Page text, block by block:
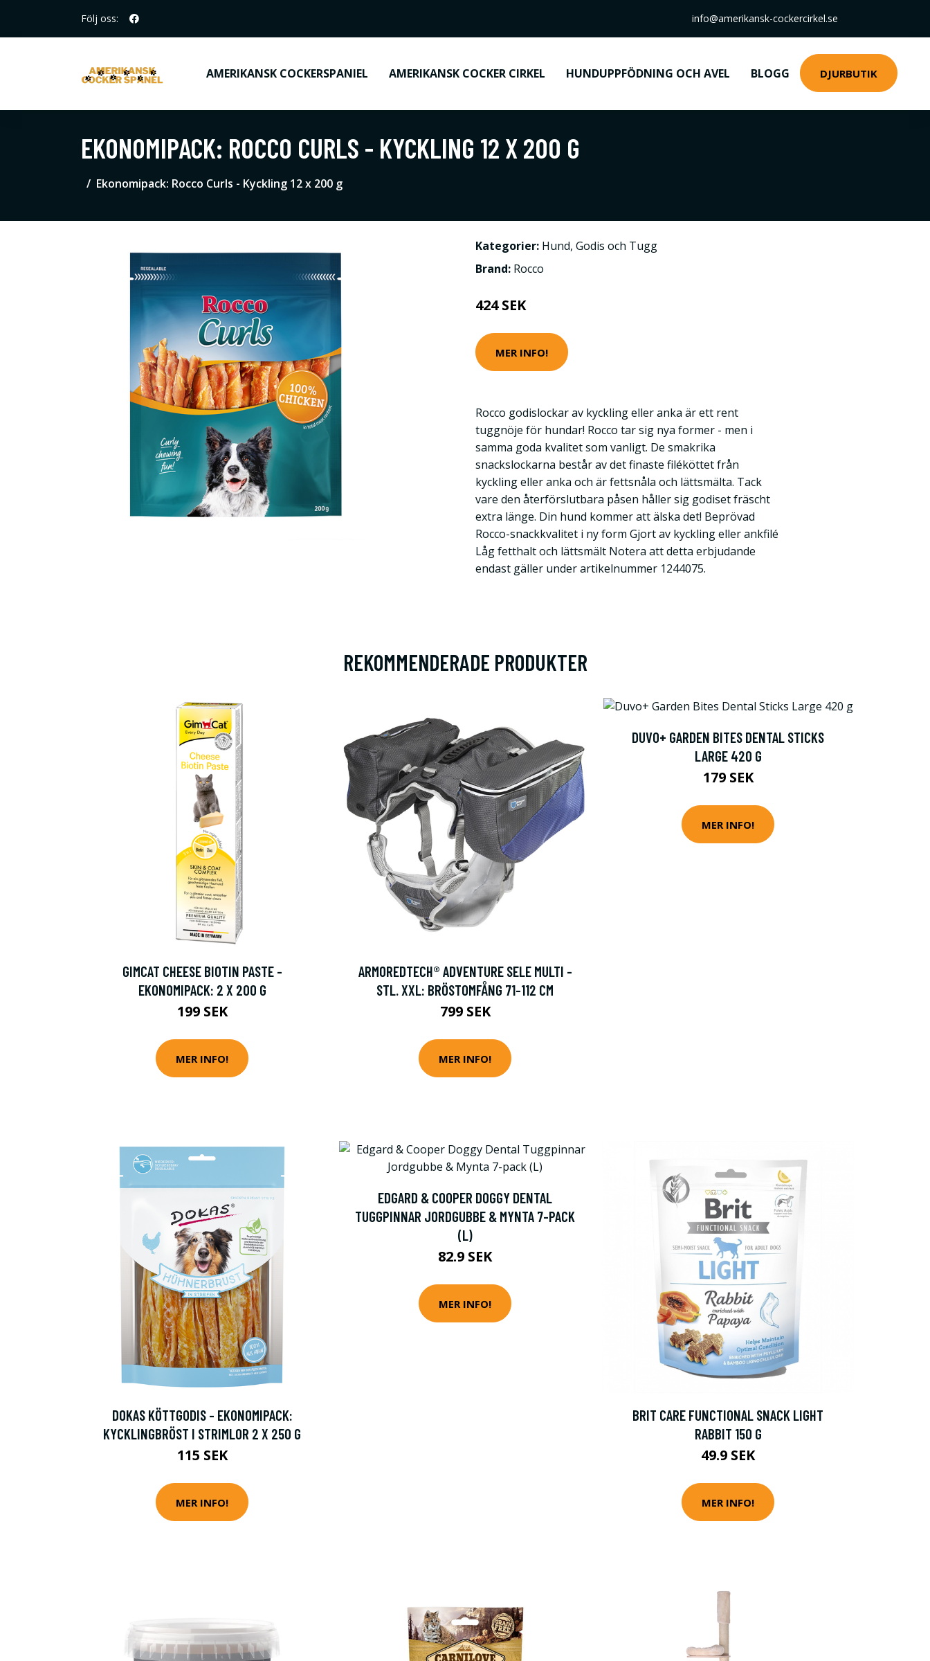
Följ oss: info@amerikansk-cockercirkel.se
AMERIKANSK COCKERSPANIEL AMERIKANSK COCKER CIRKEL HUNDUPPFÖDNING OCH AVEL BLOGG DJURBUTIK
EKONOMIPACK: ROCCO CURLS - KYCKLING 12 X 200 G
Ekonomipack: Rocco Curls - Kyckling 12 x 200 g
Kategorier: Hund, Godis och Tugg
Brand: Rocco
424 SEK
MER INFO!
Rocco godislockar av kyckling eller anka är ett rent
tuggnöje för hundar! Rocco tar sig nya former - men i
samma goda kvalitet som vanligt. De smakrika
snackslockarna består av det finaste filéköttet från
kyckling eller anka och är fettsnåla och lättsmälta. Tack
vare den återförslutbara påsen håller sig godiset fräscht
extra länge. Din hund kommer att älska det! Beprövad
Rocco-snackkvalitet i ny form Gjort av kyckling eller ankfilé
Låg fetthalt och lättsmält Notera att detta erbjudande
endast gäller under artikelnummer 1244075.
REKOMMENDERADE PRODUKTER
GIMCAT CHEESE BIOTIN PASTE -
EKONOMIPACK: 2 X 200 G
199 SEK
MER INFO!
ARMOREDTECH® ADVENTURE SELE MULTI -
STL. XXL: BRÖSTOMFÅNG 71-112 CM
799 SEK
MER INFO!
DUVO+ GARDEN BITES DENTAL STICKS
LARGE 420 G
179 SEK
MER INFO!
DOKAS KÖTTGODIS - EKONOMIPACK:
KYCKLINGBRÖST I STRIMLOR 2 X 250 G
115 SEK
MER INFO!
EDGARD & COOPER DOGGY DENTAL
TUGGPINNAR JORDGUBBE & MYNTA 7-PACK
(L)
82.9 SEK
MER INFO!
BRIT CARE FUNCTIONAL SNACK LIGHT
RABBIT 150 G
49.9 SEK
MER INFO!